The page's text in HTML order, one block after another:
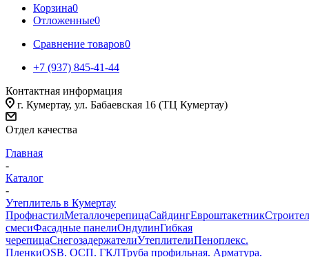
Корзина0
Отложенные0
Сравнение товаров0
+7 (937) 845-41-44
Контактная информация
г. Кумертау, ул. Бабаевская 16 (ТЦ Кумертау)
Отдел качества
Главная
-
Каталог
-
Утеплитель в Кумертау
ПрофнастилМеталлочерепицаСайдингЕвроштакетник
смесиФасадные панелиОндулинГибкая
черепицаСнегозадержателиУтеплителиПеноплекс.
ПленкиOSB. ОСП. ГКЛТруба профильная. Арматура.